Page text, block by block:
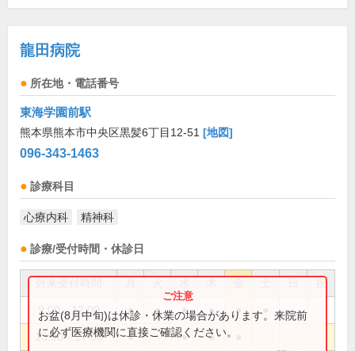
龍田病院
所在地・電話番号
東海学園前駅
熊本県熊本市中央区黒髪6丁目12-51 [地図]
096-343-1463
診療科目
心療内科 精神科
診療/受付時間・休診日
祝
9:00～12:00 ● ● ● ● ●
13:00～17:00 ● ● ●
お盆(8月中旬)は休診・休業の場合があります。来院前
に必ず医療機関に直接ご確認ください。